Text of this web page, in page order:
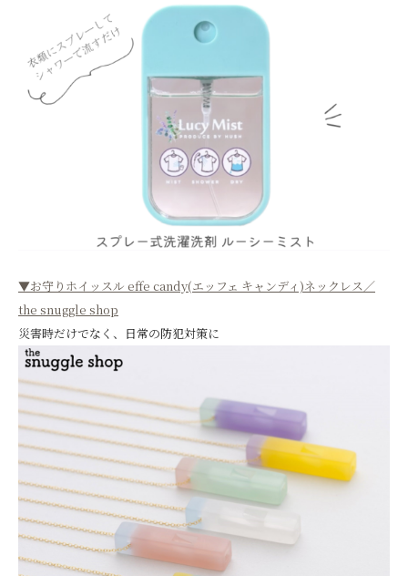
▼お守りホイッスル effe candy(エッフェ キャンディ)ネックレス／
the snuggle shop
災害時だけでなく、日常の防犯対策に